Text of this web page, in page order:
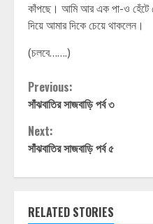
কাঁপছে। আমি আর এক পা-ও হেঁটে
দিয়ে আমার দিকে চেয়ে থাকলেন।
(চলবে…….)
Continue
Reading
Previous:
সাঁঝবাতির সাজবাড়ি পর্ব ৩
Next:
সাঁঝবাতির সাজবাড়ি পর্ব ৫
RELATED STORIES